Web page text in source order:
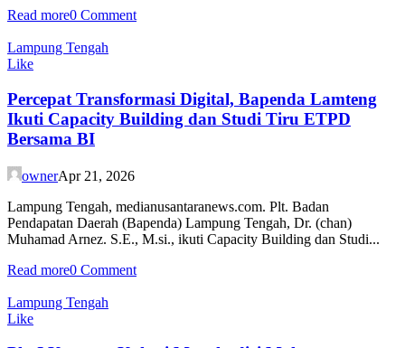
Read more0 Comment
Lampung Tengah
Like
Percepat Transformasi Digital, Bapenda Lamteng
Ikuti Capacity Building dan Studi Tiru ETPD
Bersama BI
ownerApr 21, 2026
Lampung Tengah, medianusantaranews.com. Plt. Badan
Pendapatan Daerah (Bapenda) Lampung Tengah, Dr. (chan)
Muhamad Arnez. S.E., M.si., ikuti Capacity Building dan Studi...
Read more0 Comment
Lampung Tengah
Like